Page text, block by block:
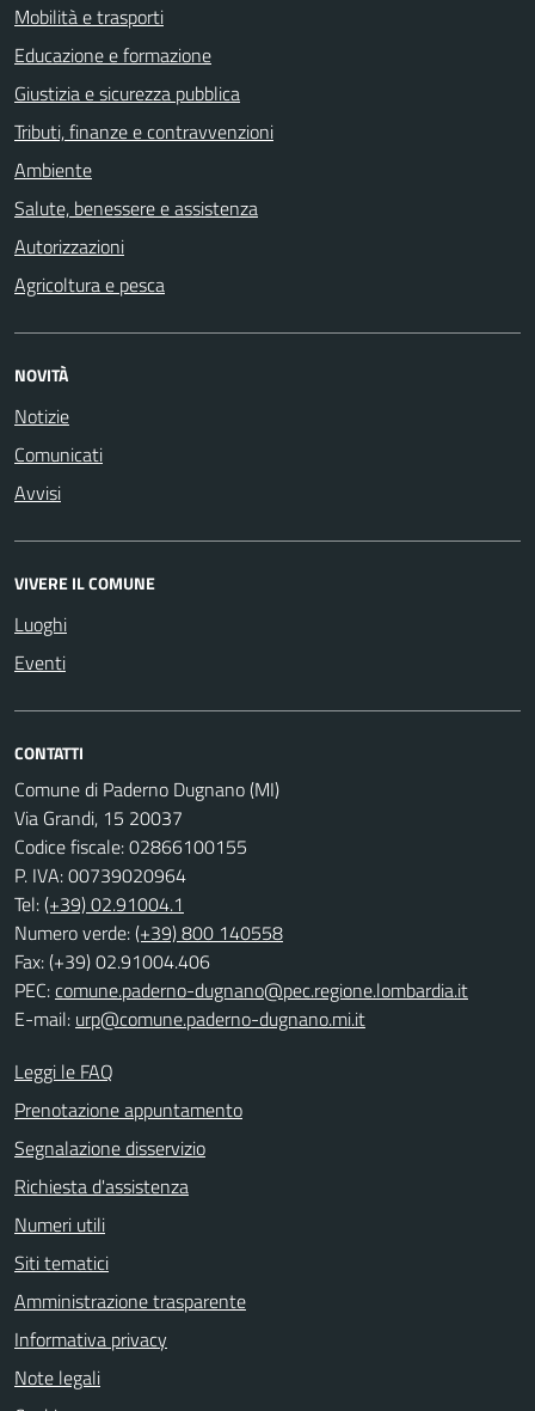
Mobilità e trasporti
Educazione e formazione
Giustizia e sicurezza pubblica
Tributi, finanze e contravvenzioni
Ambiente
Salute, benessere e assistenza
Autorizzazioni
Agricoltura e pesca
NOVITÀ
Notizie
Comunicati
Avvisi
VIVERE IL COMUNE
Luoghi
Eventi
CONTATTI
Comune di Paderno Dugnano (MI)
Via Grandi, 15 20037
Codice fiscale: 02866100155
P. IVA: 00739020964
Tel:(+39) 02.91004.1
Numero verde:(+39) 800 140558
Fax: (+39) 02.91004.406
PEC:comune.paderno-dugnano@pec.regione.lombardia.it
E-mail: urp@comune.paderno-dugnano.mi.it
Leggi le FAQ
Prenotazione appuntamento
Segnalazione disservizio
Richiesta d'assistenza
Numeri utili
Siti tematici
Amministrazione trasparente
Informativa privacy
Note legali